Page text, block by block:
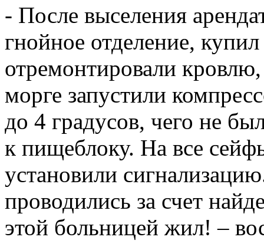
- После выселения
гнойное отделение,
отремонтировали
морге запустили
до 4 градусов, чего не
к пищеблоку. На все
установили
проводились за счет
этой больницей жил! –